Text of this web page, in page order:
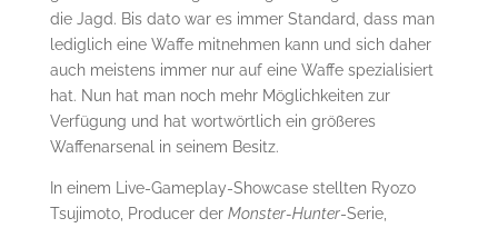
die Jagd. Bis dato war es immer Standard, dass man
lediglich eine Waffe mitnehmen kann und sich daher
auch meistens immer nur auf eine Waffe spezialisiert
hat. Nun hat man noch mehr Möglichkeiten zur
Verfügung und hat wortwörtlich ein größeres
Waffenarsenal in seinem Besitz.
In einem Live-Gameplay-Showcase stellten Ryozo
Tsujimoto, Producer der Monster-Hunter-Serie,